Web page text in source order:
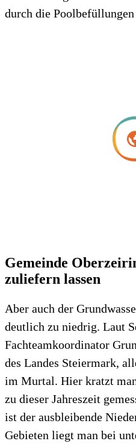
durch die
Gemeinde
zuliefern lassen
Aber auch der
deutlich zu niedrig. Laut
Fachteamkoordinator
des Landes Steiermark,
im Murtal. Hier kratzt
zu dieser Jahreszeit
ist der ausbleibende
Gebieten liegt man bei